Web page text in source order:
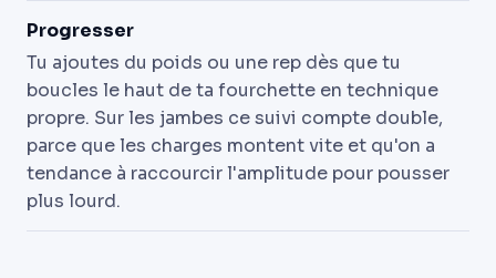
Progresser
Tu ajoutes du poids ou une rep dès que tu
boucles le haut de ta fourchette en technique
propre. Sur les jambes ce suivi compte double,
parce que les charges montent vite et qu'on a
tendance à raccourcir l'amplitude pour pousser
plus lourd.